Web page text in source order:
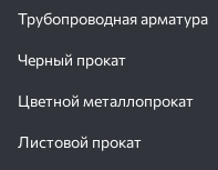
Трубопроводная арматура
Черный прокат
Цветной металлопрокат
Листовой прокат